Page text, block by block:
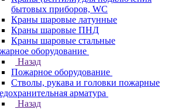
бытовых приборов, WC
Краны шаровые латунные
Краны шаровые ПНД
Краны шаровые стальные
оборудование
Назад
Пожарное оборудование
Стволы, рукава и головки пожарные
арматура
Назад